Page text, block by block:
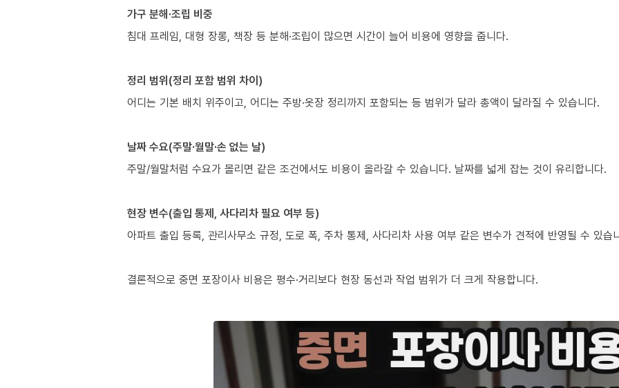
가구 분해·조립 비중
침대 프레임, 대형 장롱, 책장 등 분해·조립이 많으면 시간이 늘어 비용에 영향을 줍니다.
정리 범위(정리 포함 범위 차이)
어디는 기본 배치 위주이고, 어디는 주방·옷장 정리까지 포함되는 등 범위가 달라 총액이 달라질 수 있습니다.
날짜 수요(주말·월말·손 없는 날)
주말/월말처럼 수요가 몰리면 같은 조건에서도 비용이 올라갈 수 있습니다. 날짜를 넓게 잡는 것이 유리합니다.
현장 변수(출입 통제, 사다리차 필요 여부 등)
아파트 출입 등록, 관리사무소 규정, 도로 폭, 주차 통제, 사다리차 사용 여부 같은 변수가 견적에 반영될 수 있습
결론적으로 중면 포장이사 비용은 평수·거리보다 현장 동선과 작업 범위가 더 크게 작용합니다.